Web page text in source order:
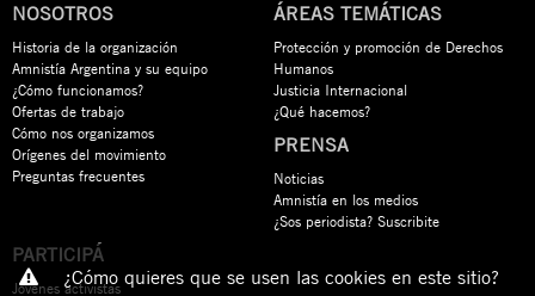
NOSOTROS
Historia de la organización
Amnistía Argentina y su equipo
¿Cómo funcionamos?
Ofertas de trabajo
Cómo nos organizamos
Orígenes del movimiento
Preguntas frecuentes
ÁREAS TEMÁTICAS
Protección y promoción de Derechos
Humanos
Justicia Internacional
¿Qué hacemos?
PRENSA
Noticias
Amnistía en los medios
¿Sos periodista? Suscribite
PARTICIPÁ
Jóvenes activistas¿Cómo quieres que se usen las cookies en este sitio?